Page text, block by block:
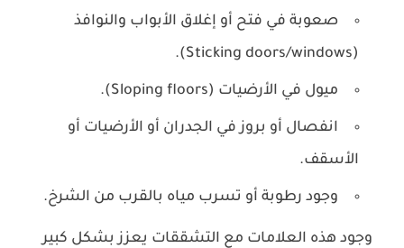
صعوبة في فتح أو إغلاق الأبواب والنوافذ
(Sticking doors/windows).
ميول في الأرضيات (Sloping floors).
انفصال أو بروز في الجدران أو الأرضيات أو
الأسقف.
وجود رطوبة أو تسرب مياه بالقرب من الشرخ.
وجود هذه العلامات مع التشققات يعزز بشكل كبير